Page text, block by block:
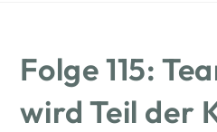
Folge 115:
wird Teil der